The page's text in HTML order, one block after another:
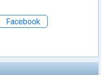
Facebook